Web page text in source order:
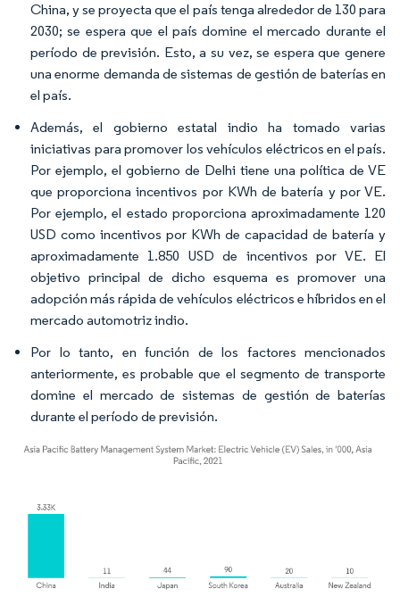
China, y se proyecta que el país tenga alrededor de 130 para
2030; se espera que el país domine el mercado durante el
período de previsión. Esto, a su vez, se espera que genere
una enorme demanda de sistemas de gestión de baterías en
el país.
Además, el gobierno estatal indio ha tomado varias
iniciativas para promover los vehículos eléctricos en el país.
Por ejemplo, el gobierno de Delhi tiene una política de VE
que proporciona incentivos por KWh de batería y por VE.
Por ejemplo, el estado proporciona aproximadamente 120
USD como incentivos por KWh de capacidad de batería y
aproximadamente 1.850 USD de incentivos por VE. El
objetivo principal de dicho esquema es promover una
adopción más rápida de vehículos eléctricos e híbridos en el
mercado automotriz indio.
Por lo tanto, en función de los factores mencionados
anteriormente, es probable que el segmento de transporte
domine el mercado de sistemas de gestión de baterías
durante el período de previsión.